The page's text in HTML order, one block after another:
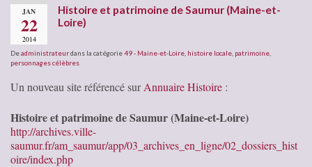
JAN
22
2014
Histoire et patrimoine de Saumur (Maine-et-
Loire)
Deadministrateurdans la catégorie49 - Maine-et-Loire histoire locale patrimoine
personnages célèbres
Un nouveau site référencé surAnnuaire Histoire :
Histoire et patrimoine de Saumur (Maine-et-Loire)
http://archives.ville-
saumur.fr/am_saumur/app/03_archives_en_ligne/02_dossiers_hist
oire/index.php